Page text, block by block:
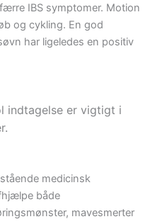
IBS symptomer. Motion
og cykling. En god
har ligeledes en positiv
indtagelse er vigtigt i
medicinsk
både
mavesmerter